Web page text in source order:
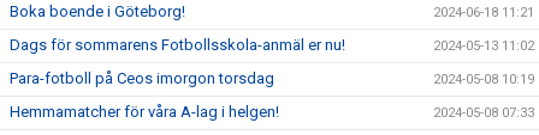
Boka boende i Göteborg! 2024-06-18 11:21
Dags för sommarens Fotbollsskola-anmäl er nu! 2024-05-13 11:02
Para-fotboll på Ceos imorgon torsdag 2024-05-08 10:19
Hemmamatcher för våra A-lag i helgen! 2024-05-08 07:33